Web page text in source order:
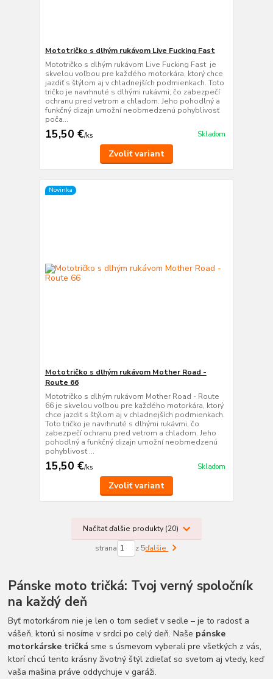
Mototričko s dlhým rukávom Live Fucking Fast
Mototričko s dlhým rukávom Live Fucking Fast je
skvelou voľbou pre každého motorkára, ktorý chce
jazdiť s štýlom aj v chladnejších podmienkach. Toto
tričko je navrhnuté s dlhými rukávmi, čo zabezpečí
ochranu pred vetrom a chladom. Jeho pohodlný a
funkčný dizajn umožní neobmedzenú pohyblivosť
poča...
15,50 €/ks Skladom
Zvoliť variant
Novinka
Mototričko s dlhým rukávom Mother Road -
Route 66
Mototričko s dlhým rukávom Mother Road - Route
66 je skvelou voľbou pre každého motorkára, ktorý
chce jazdiť s štýlom aj v chladnejších podmienkach.
Toto tričko je navrhnuté s dlhými rukávmi, čo
zabezpečí ochranu pred vetrom a chladom. Jeho
pohodlný a funkčný dizajn umožní neobmedzenú
pohyblivosť ...
15,50 €/ks Skladom
Zvoliť variant
Načítať ďalšie produkty (20)
strana z 5ďalšie
Pánske moto tričká: Tvoj verný spoločník
na každý deň
Byť motorkárom nie je len o tom sedieť v sedle – je to radosť a
vášeň, ktorú si nosíme v srdci po celý deň. Naše pánske
motorkárske tričká sme s úsmevom vyberali pre všetkých z vás,
ktorí chcú tento krásny životný štýl zdieľať so svetom aj vtedy, keď
vaša mašina práve oddychuje v garáži.